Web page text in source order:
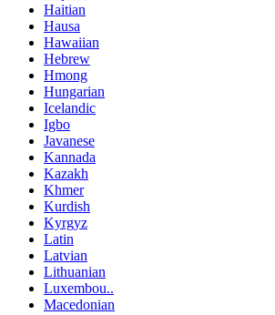
Haitian
Hausa
Hawaiian
Hebrew
Hmong
Hungarian
Icelandic
Igbo
Javanese
Kannada
Kazakh
Khmer
Kurdish
Kyrgyz
Latin
Latvian
Lithuanian
Luxembou..
Macedonian